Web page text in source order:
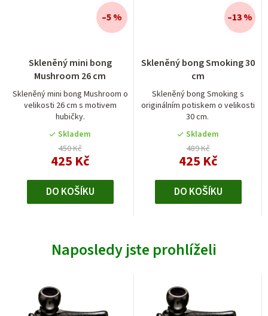
Skleněný mini bong
Mushroom 26 cm
Skleněný mini bong Mushroom o
velikosti 26 cm s motivem
hubičky.
Skladem
450 Kč
425 Kč
–5 %
DO KOŠÍKU
Skleněný bong Smoking 30
cm
Skleněný bong Smoking s
originálním potiskem o velikosti
30 cm.
hodnocení
produktu
je
5,0
z
5
hvězdiček.
Skladem
489 Kč
425 Kč
–13 %
DO KOŠÍKU
Naposledy jste prohlíželi